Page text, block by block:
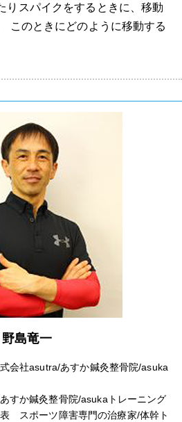
りスパイクをするときに、移動
このときにどのように移動する
野島竜一
会社asutra/あすか鍼灸整骨院/asuka
すか鍼灸整骨院/asukaトレーニング
スポーツ障害専門の治療家/体幹ト